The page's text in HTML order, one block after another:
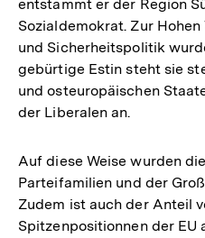
entstammt er der Region
Sozialdemokrat. Zur
und Sicherheitspolitik
gebürtige Estin steht sie
und osteuropäischen
der Liberalen an.
Auf diese Weise wurden
Parteifamilien und der
Zudem ist auch der Anteil
Spitzenpositionnen der EU